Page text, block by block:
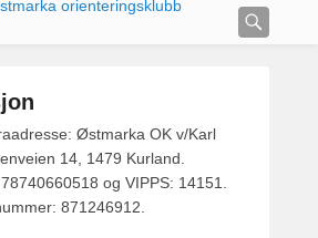
Østmarka OK v/Karl
14, 1479 Kurland.
og VIPPS: 14151.
871246912.